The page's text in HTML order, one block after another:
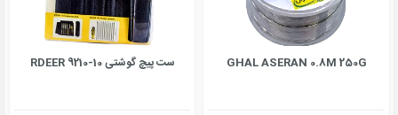
GHAL ASERAN 0.8M 250G ست پیچ گوشتی RDEER 9210-10